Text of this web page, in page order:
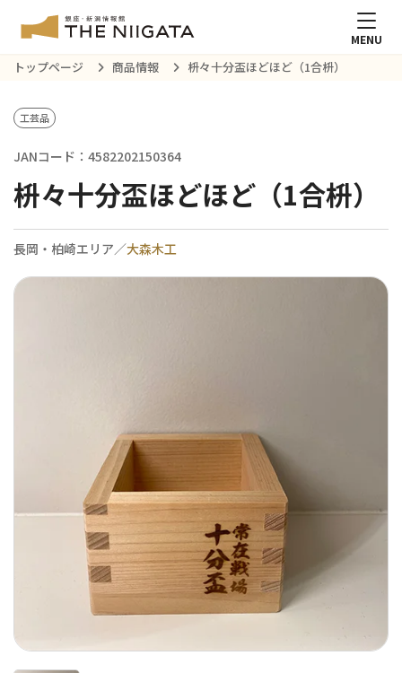
MENU
トップページ 商品情報 枡々十分盃ほどほど（1合枡）
工芸品
JANコード：4582202150364
枡々十分盃ほどほど（1合枡）
長岡・柏崎エリア／大森木工